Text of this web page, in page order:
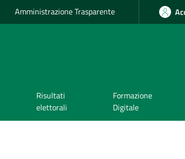
Amministrazione Trasparente
Risultati
elettorali
Formazione
Digitale